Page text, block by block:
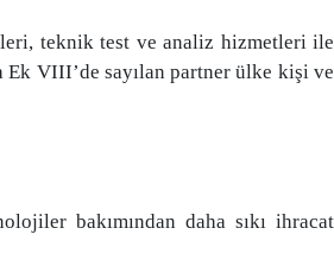
teknik test ve analiz hizmetleri ile
VIII’de sayılan partner ülke kişi ve
bakımından daha sıkı ihracat